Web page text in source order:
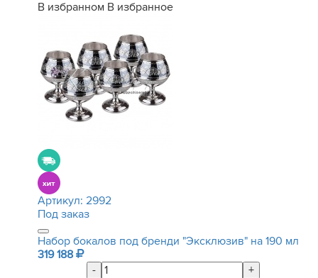
В избранном В избранное
Артикул: 2992
Под заказ
Набор бокалов под бренди "Эксклюзив" на 190 мл
319 188
-
+